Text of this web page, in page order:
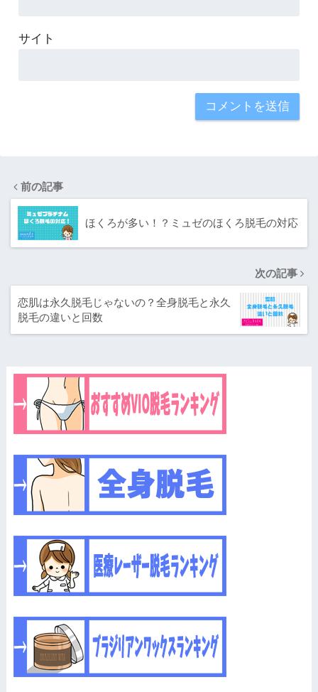
サイト
前の記事
ほくろが多い！？ミュゼのほくろ脱毛の対応
次の記事
恋肌は永久脱毛じゃないの？全身脱毛と永久
脱毛の違いと回数